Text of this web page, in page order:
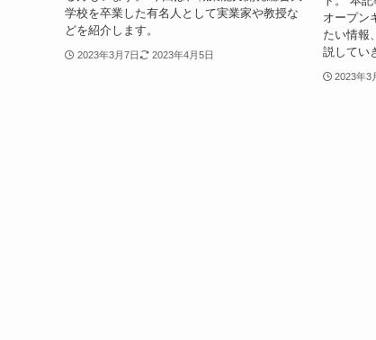
学校を卒業した有名人として実業家や教授な
どを紹介します。
2023年3月7日 2023年4月5日
オープン
たい情報
説してい
2023年3